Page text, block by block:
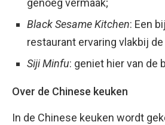
genoeg vermaak;
Black Sesame Kitchen: Een
restaurant ervaring vlakbij
Siji Minfu: geniet hier van de
Over de Chinese keuken
In de Chinese keuken wordt